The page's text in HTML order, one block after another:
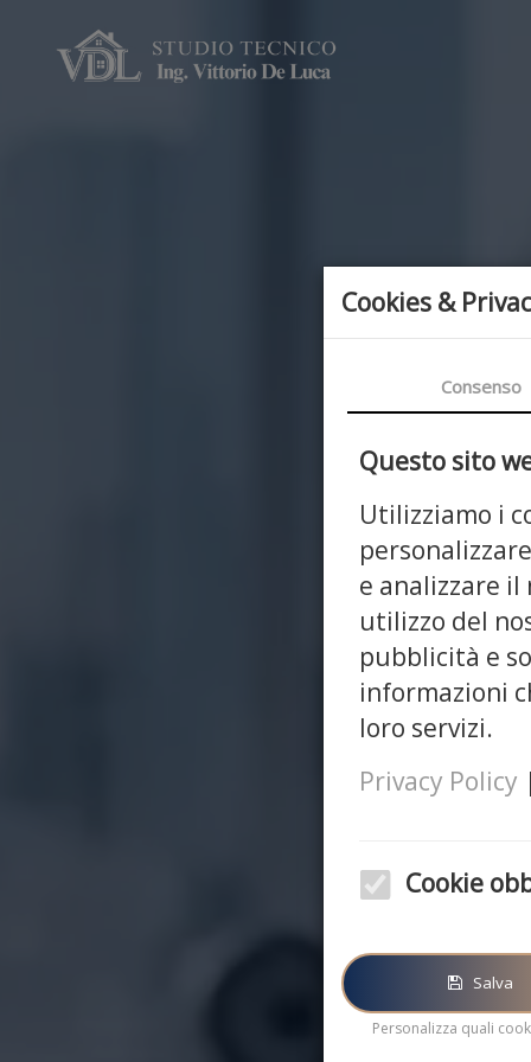
Cookies &
Consenso
Questo sito
Utilizziamo i
e analizzare
utilizzo del
pubblicità e
informazioni
loro servizi.
Privacy Policy
Cookie
Salva
Personalizza quali